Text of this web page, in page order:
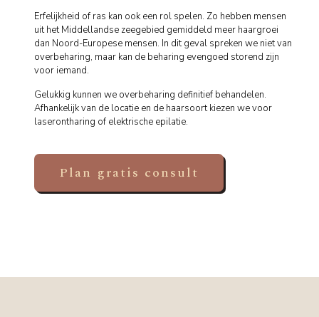
Erfelijkheid of ras kan ook een rol spelen. Zo hebben mensen
uit het Middellandse zeegebied gemiddeld meer haargroei
dan Noord-Europese mensen. In dit geval spreken we niet van
overbeharing, maar kan de beharing evengoed storend zijn
voor iemand.
Gelukkig kunnen we overbeharing definitief behandelen.
Afhankelijk van de locatie en de haarsoort kiezen we voor
laserontharing of elektrische epilatie.
Plan gratis consult